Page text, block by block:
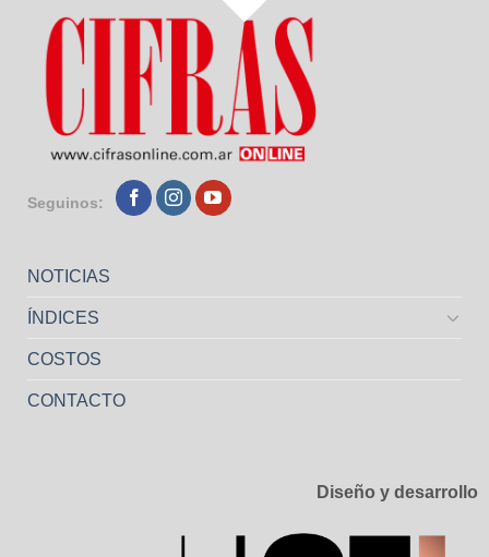
Seguinos:
NOTICIAS
ÍNDICES
COSTOS
CONTACTO
Diseño y desarrollo